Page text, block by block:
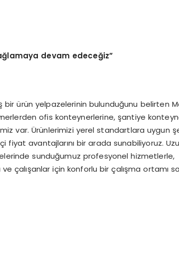
devam edeceğiz”
ürün yelpazelerinin bulunduğunu belirten
ofis konteynerlerine, şantiye
var. Ürünlerimizi yerel standartlara uygun
avantajlarını bir arada sunabiliyoruz.
sunduğumuz profesyonel hizmetlerle,
çalışanlar için konforlu bir çalışma ortamı